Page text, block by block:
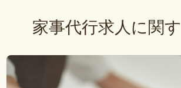
家事代行求人に関